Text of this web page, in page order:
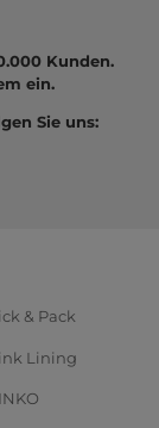
Kunden.
ein.
Sie uns:
& Pack
Lining